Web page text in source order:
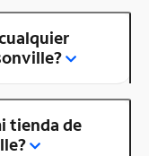
tienda de